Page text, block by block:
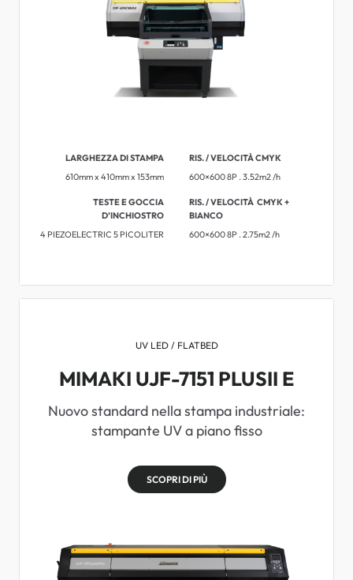
LARGHEZZA DI STAMPA
610mm x 410mm x 153mm
RIS. / VELOCITÀ CMYK
600×600 8P . 3.52m2 /h
TESTE E GOCCIA
D’INCHIOSTRO
4 PIEZOELECTRIC 5 PICOLITER
RIS. / VELOCITÀ ​​CMYK +
BIANCO
600×600 8P . 2.75m2 /h
UV LED / FLATBED
MIMAKI UJF-7151 PLUSII E
Nuovo standard nella stampa industriale:
stampante UV a piano fisso
SCOPRI DI PIÙ